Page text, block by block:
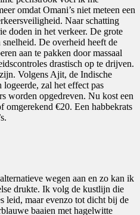
omdat Omani’s niet meteen een
Naar schatting
doden in het verkeer. De grote
De overheid heeft de
aan te pakken door massaal
drastisch op te drijven.
Volgens Ajit, de Indische
zal het effect pas
worden opgedreven. Nu kost een
€20. Een habbekrats
wegen aan en zo kan ik
drukte. Ik volg de kustlijn die
leid, maar evenzo tot dicht bij de
baaien met hagelwitte